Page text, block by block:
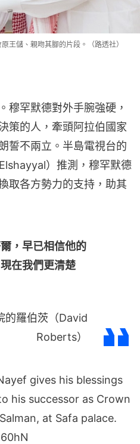
王儲、親吻其腳的片段。（路透社）
穆罕默德對外手腕強硬，
策的人，牽頭阿拉伯國家
誓不兩立。半島電視台的
）推測，穆罕默德
取各方勢力的支持，助其
，早已相信他的
在我們更清楚
的羅伯茨（David
Roberts）
gives his blessings
his successor as Crown
at Safa palace.